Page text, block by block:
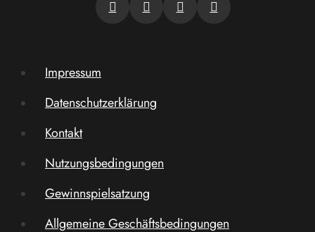
Impressum
Datenschutzerklärung
Kontakt
Nutzungsbedingungen
Gewinnspielsatzung
Allgemeine Geschäftsbedingungen